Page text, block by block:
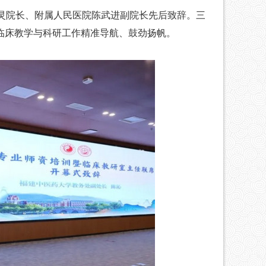
长、附属人民医院陈武进副院长先后致辞。三
教学与科研工作精准导航、鼓劲扬帆。